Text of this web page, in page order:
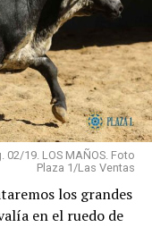
02/19. LOS MAÑOS. Foto
Plaza 1/Las Ventas
los grandes
en el ruedo de